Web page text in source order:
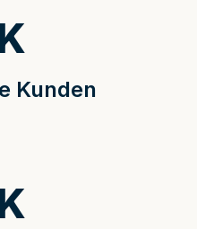
Kunden